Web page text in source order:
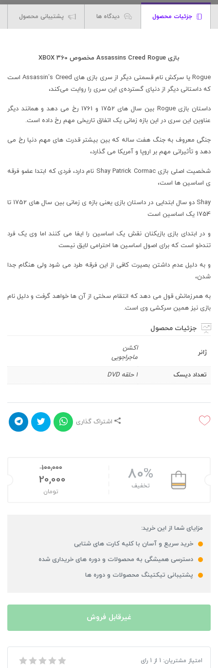
جزئیات محصول دیدگاه ها پشتیبانی محصول
بازی Assassins Creed Rogue مخصوص XBOX 360
Rogue یا سرکش نام قسمتی دیگر از سری بازی‌ های Assassin’s Creed است
که داستانی دیگر از دنیای گسترده‌ی این سری را روایت می‌کند،
داستان بازی Rogue بین سال های 1752 و 1761 رخ می دهد و همانند دیگر
عناوین این سری در این بازه زمانی یک اتفاق تاریخی مهم رخ داده است.
جنگی معروف به جنگ هفت ساله که بین بیشتر قدرت های مهم دنیا رخ می
دهد و تأثیراتی مهم بر اروپا و آمریکا می گذارد،
شخصیت اصلی بازی Shay Patrick Cormac نام دارد، فردی که ابتدا عضو فرقه
ی اساسین ها است،
Shay دو سال ابتدایی در داستان بازی یعنی بازه ی زمانی بین سال های 1752 تا
1754 یک اساسین است
و در ابتدای بازی بازیکنان نقش یک اساسین را ایفا می کنند اما وی یک فرد
تندخو است که برای اصول اساسین ها احترامی لایق نیست
و به دلیل عدم داشتن بصیرت کافی از این فرقه طرد می شود ولی هنگام جدا
شدن،
به همرزمانش قول می دهد که انتقام سختی از آن ها خواهد گرفت و دلیل نام
بازی نیز همین سرکشی وی است.
جزئیات محصول
ژانر
اکشن
ماجراجویی
تعداد دیسک
1 حلقه DVD
اشتراک گذاری
80%
تخفیف
100,000
20,000
تومان
مزایای شما از این خرید:
خرید سریع و آسان با کلیه کارت های شتابی
دسترسی همیشگی به محصولات و دوره های خریداری شده
پشتیبانی تیکتینگ محصولات و دوره ها
غیرقابل فروش
بازی Assassins Creed Rogue مخصوص XBOX 360
امتیاز مشتریان: 1 از 1 رای